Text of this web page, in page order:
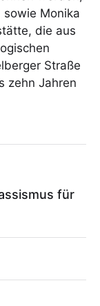
Monika
die aus
Straße
zehn Jahren
für